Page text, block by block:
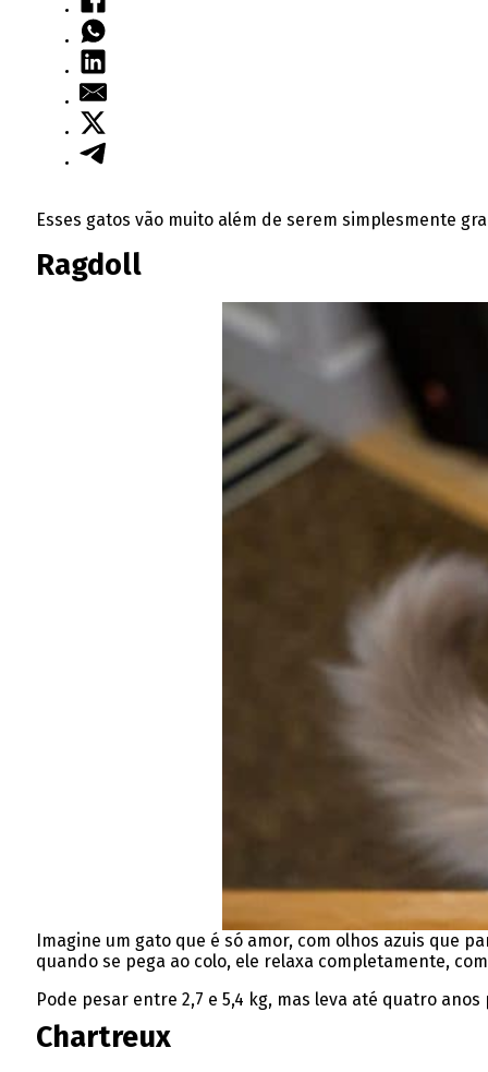
Esses gatos vão muito além de serem simplesmente
Ragdoll
Imagine um gato que é só amor, com olhos azuis que
quando se pega ao colo, ele relaxa completamente,
Pode pesar entre 2,7 e 5,4 kg, mas leva até quatro
Chartreux